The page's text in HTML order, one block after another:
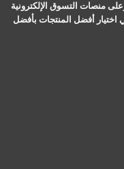
منصات التسوق الإلكترونية
اختيار أفضل المنتجات بأفضل